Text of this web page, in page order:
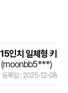
15인치 일체형 키
(moonbb5***)
등록일 : 2025-12-08